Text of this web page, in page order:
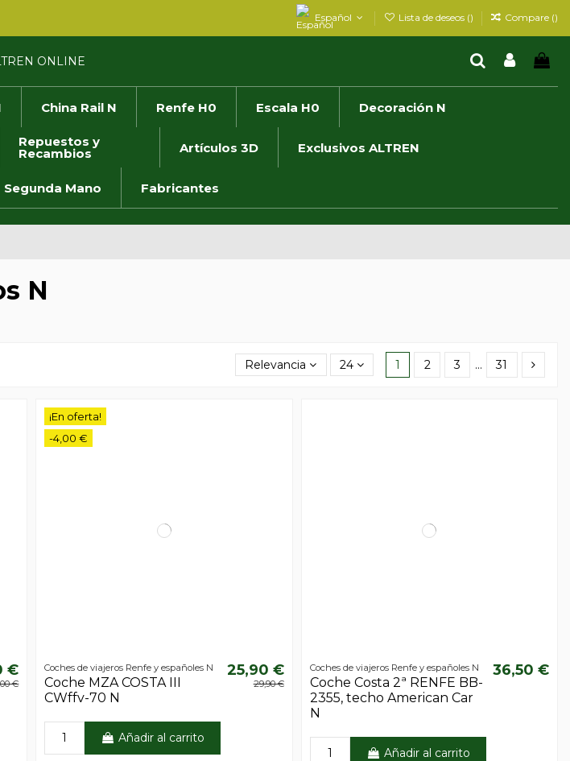
Español Lista de deseos () Compare ()
China Rail N Renfe H0 Escala H0 Decoración N
Repuestos y
Recambios Artículos 3D Exclusivos ALTREN
Segunda Mano Fabricantes
N
Relevancia 24 1 2 3 … 31
€
€
¡En oferta!
-4,00 €
Coches de viajeros Renfe y españoles N
Coche MZA COSTA III
CWffv-70 N
25,90 €
29,90 €
Añadir al carrito
Coches de viajeros Renfe y españoles N
Coche Costa 2ª RENFE BB-
2355, techo American Car
N
36,50 €
Añadir al carrito